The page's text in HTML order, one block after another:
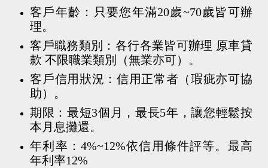
客戶年齡：只要您年滿20歲~70歲皆可辦
理。
客戶職務類別：各行各業皆可辦理 原車貸
款 不限職業類別（無業亦可）。
客戶信用狀況：信用正常者（瑕疵亦可協
助）。
期限：最短3個月，最長5年，讓您輕鬆按
本月息攤還。
年利率：4%~12%依信用條件評等。最高
年利率12%